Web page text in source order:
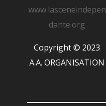
www.lasceneindepen
dante.org
Copyright © 2023
A.A. ORGANISATION